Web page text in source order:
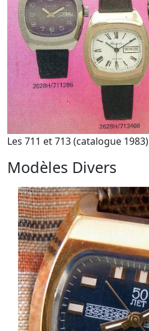
Les 711 et 713 (catalogue 1983)
Modèles Divers